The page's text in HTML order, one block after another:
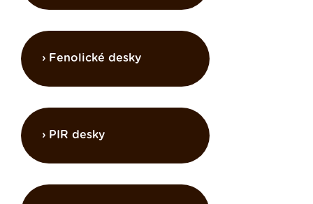
Fenolické desky
PIR desky